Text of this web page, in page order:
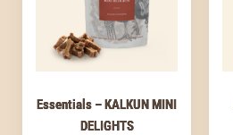
Essentials – KALKUN MINI
DELIGHTS